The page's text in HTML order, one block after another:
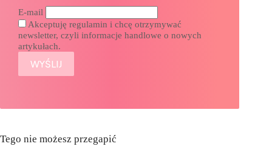
E-mail
Akceptuję regulamin i chcę otrzymywać
newsletter, czyli informacje handlowe o nowych
artykułach.
Tego nie możesz przegapić